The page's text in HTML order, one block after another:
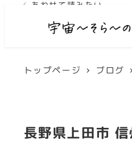
トップページ ブログ
長野県上田市 信
✓ あわせて読みたい
✓ あわせて読みたい